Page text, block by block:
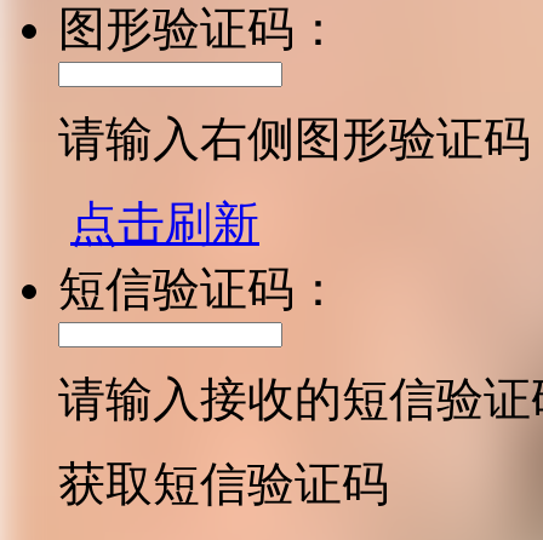
图形验证码：
请输入右侧图形验证码
点击刷新
短信验证码：
请输入接收的短信验证
获取短信验证码